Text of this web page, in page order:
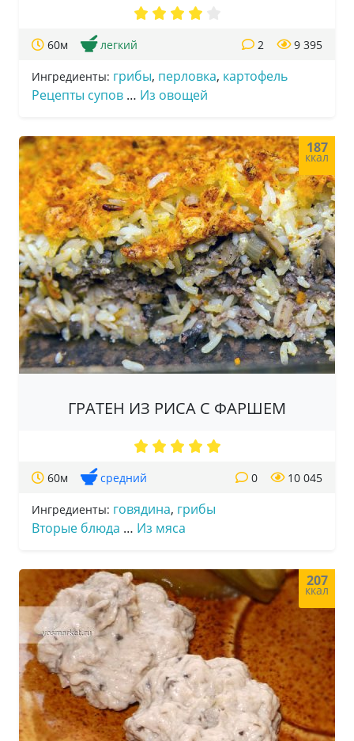
60м легкий 9 395
2
Ингредиенты: грибы, перловка, картофель
Рецепты супов … Из овощей
187
ккал
ГРАТЕН ИЗ РИСА С ФАРШЕМ
60м средний 10 045
0
Ингредиенты: говядина, грибы
Вторые блюда … Из мяса
207
ккал